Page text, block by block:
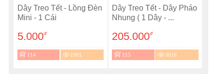
Dây Treo Tết - Lồng Đèn
Mini - 1 Cái
5.000đ
114 1901
Dây Treo Tết - Dây Pháo
Nhung ( 1 Dây - ...
205.000đ
115 3016